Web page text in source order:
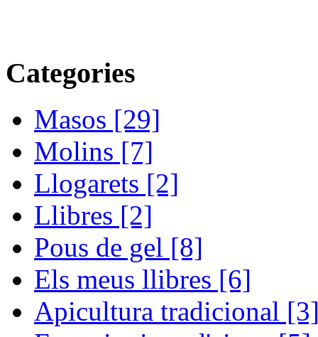
Categories
Masos [29]
Molins [7]
Llogarets [2]
Llibres [2]
Pous de gel [8]
Els meus llibres [6]
Apicultura tradicional